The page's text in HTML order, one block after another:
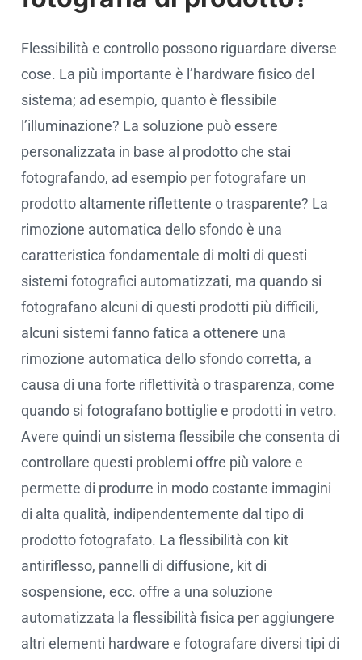
Flessibilità e controllo possono riguardare diverse
cose. La più importante è l’hardware fisico del
sistema; ad esempio, quanto è flessibile
l’illuminazione? La soluzione può essere
personalizzata in base al prodotto che stai
fotografando, ad esempio per fotografare un
prodotto altamente riflettente o trasparente? La
rimozione automatica dello sfondo è una
caratteristica fondamentale di molti di questi
sistemi fotografici automatizzati, ma quando si
fotografano alcuni di questi prodotti più difficili,
alcuni sistemi fanno fatica a ottenere una
rimozione automatica dello sfondo corretta, a
causa di una forte riflettività o trasparenza, come
quando si fotografano bottiglie e prodotti in vetro.
Avere quindi un sistema flessibile che consenta di
controllare questi problemi offre più valore e
permette di produrre in modo costante immagini
di alta qualità, indipendentemente dal tipo di
prodotto fotografato. La flessibilità con kit
antiriflesso, pannelli di diffusione, kit di
sospensione, ecc. offre a una soluzione
automatizzata la flessibilità fisica per aggiungere
altri elementi hardware e fotografare diversi tipi di